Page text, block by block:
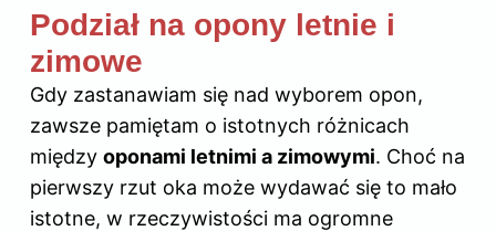
Podział na opony letnie i
zimowe
Gdy zastanawiam się nad wyborem opon,
zawsze pamiętam o istotnych różnicach
między oponami letnimi a zimowymi. Choć na
pierwszy rzut oka może wydawać się to mało
istotne, w rzeczywistości ma ogromne